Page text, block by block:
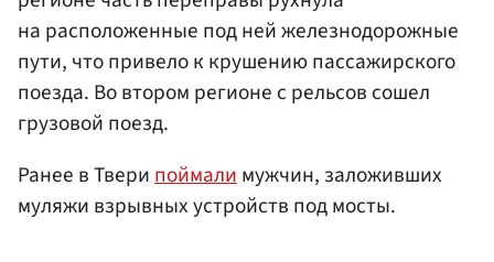
на расположенные под ней железнодорожные
пути, что привело к крушению пассажирского
поезда. Во втором регионе с рельсов сошел
грузовой поезд.
Ранее в Тверипоймалимужчин, заложивших
муляжи взрывных устройств под мосты.